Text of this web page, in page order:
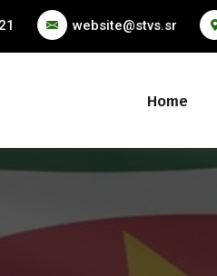
website@stvs.sr
Home